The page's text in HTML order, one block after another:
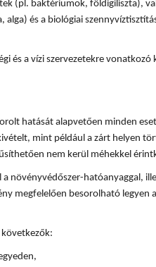
(pl. baktériumok, földigiliszta),
alga) és a biológiai
és a vízi szervezetekre
hatását alapvetően minden
mint például a zárt helyen
nem kerül méhekkel
a növényvédőszer-hatóanyaggal,
megfelelően besorolható legyen
következők: